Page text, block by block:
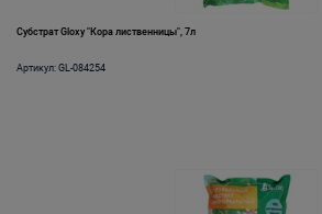
Субстрат Gloxy "Кора лиственницы", 7л
Артикул: GL-084254